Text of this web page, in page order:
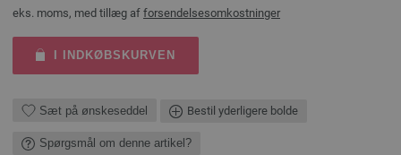
eks. moms, med tillæg af forsendelsesomkostninger
I INDKØBSKURVEN
Sæt på ønskeseddel Bestil yderligere bolde
Spørgsmål om denne artikel?